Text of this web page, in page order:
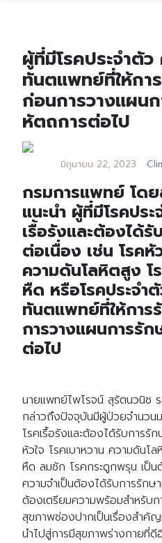
ผู้ที่มีโรคประจำตั
ทันตแพทย์ที่ให้กา
ก่อนการวางแผน
หัตถการต่อไป
มิถุนายน 22, 2023
กรมการแพทย์ โด
แนะนำ ผู้ที่มีโรคปร
เรื้อรังและต้องได้รั
ต่อเนื่อง เช่น โรคหั
ความดันโลหิตสูง โ
หืด หรือโรคประจำ
ทันตแพทย์ที่ให้การ
การวางแผนการรั
ต่อไป
นายแพทย์ไพโรจน์ สุรัตนวนิช
กล่าวถึงปัจจุบันมีผู้ป่วยจำนวน
โรคเรื้อรังและต้องได้รับการรั
หัวใจ โรคเบาหวาน ความดัน
หืด ลมชัก โรคกระดูกพรุน เป็
ความจำเป็นต้องได้รับการรักษ
ต้องเตรียมความพร้อมสำหรับก
สุขภาพช่องปากเป็นเรื่องสำคัญ
นำไปสู่การมีสุขภาพร่างกายที่